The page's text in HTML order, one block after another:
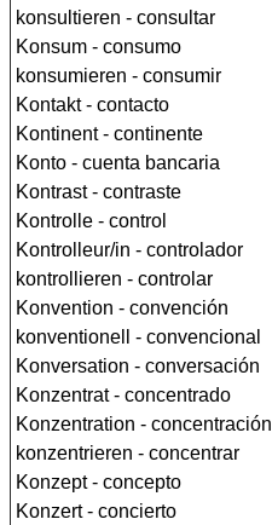
konsultieren - consultar
Konsum - consumo
konsumieren - consumir
Kontakt - contacto
Kontinent - continente
Konto - cuenta bancaria
Kontrast - contraste
Kontrolle - control
Kontrolleur/in - controlador
kontrollieren - controlar
Konvention - convención
konventionell - convencional
Konversation - conversación
Konzentrat - concentrado
Konzentration - concentración
konzentrieren - concentrar
Konzept - concepto
Konzert - concierto